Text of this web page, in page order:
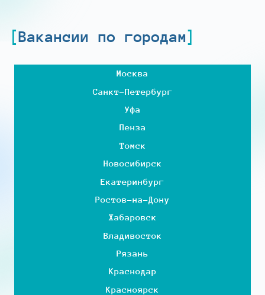
Вакансии по городам
Москва
Санкт-Петербург
Уфа
Пенза
Томск
Новосибирск
Екатеринбург
Ростов-на-Дону
Хабаровск
Владивосток
Рязань
Краснодар
Красноярск